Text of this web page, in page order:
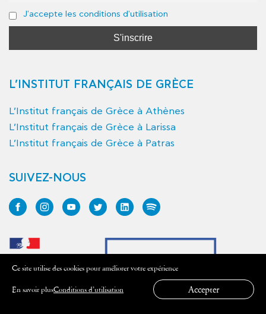
J'accepte les conditions d'utilisation
L’INSTITUT FRANÇAIS DE GRÈCE
L’Institut français de Grèce à Athènes
L’Institut français de Grèce à Larissa
L’Institut français de Grèce à Patras
SUIVEZ-NOUS
Ce site utilise des cookies pour améliorer votre expérience
En savoir plusConditions d’utilisation Accepter